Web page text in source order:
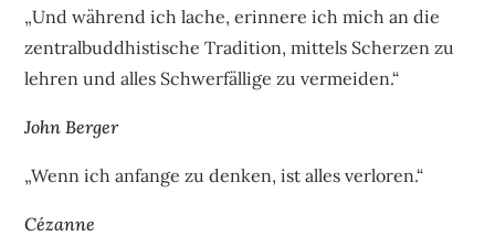
„Und während ich lache, erinnere ich mich an die
zentralbuddhistische Tradition, mittels Scherzen zu
lehren und alles Schwerfällige zu vermeiden.“
John Berger
„Wenn ich anfange zu denken, ist alles verloren.“
Cézanne